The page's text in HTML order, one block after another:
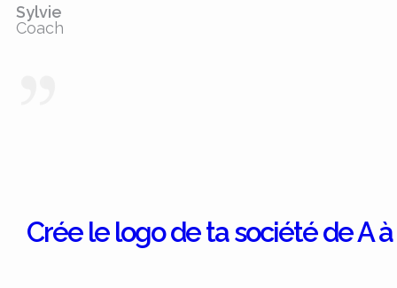
Sylvie
Coach
Crée le logo de ta société de A